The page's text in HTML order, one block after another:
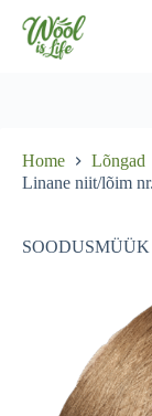
content
Home Lõngad
Linane niit/lõim
SOODUSMÜÜK